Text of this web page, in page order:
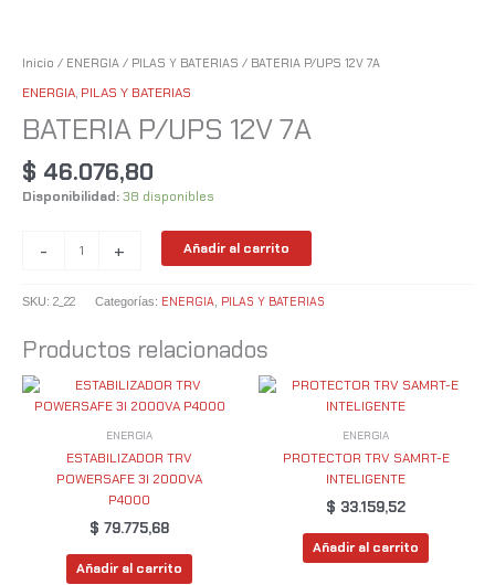
Inicio / ENERGIA / PILAS Y BATERIAS / BATERIA P/UPS 12V 7A
ENERGIA, PILAS Y BATERIAS
BATERIA P/UPS 12V 7A
$ 46.076,80
Disponibilidad:38 disponibles
- + Añadir al carrito
SKU: 2_22 Categorías: ENERGIA PILAS Y BATERIAS
Productos relacionados
ENERGIA
ESTABILIZADOR TRV
POWERSAFE 3I 2000VA
P4000
$ 79.775,68
Añadir al carrito
ENERGIA
PROTECTOR TRV SAMRT-E
INTELIGENTE
$ 33.159,52
Añadir al carrito